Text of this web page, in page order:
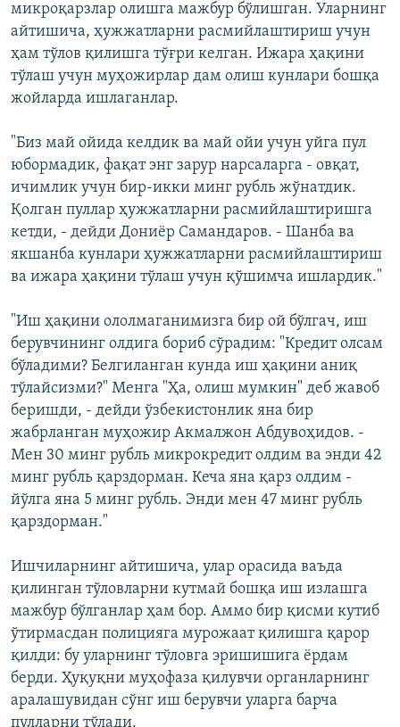
микроқарзлар олишга мажбур бўлишган. Уларнинг
айтишича, ҳужжатларни расмийлаштириш учун
ҳам тўлов қилишга тўғри келган. Ижара ҳақини
тўлаш учун муҳожирлар дам олиш кунлари бошқа
жойларда ишлаганлар.
"Биз май ойида келдик ва май ойи учун уйга пул
юбормадик, фақат энг зарур нарсаларга - овқат,
ичимлик учун бир-икки минг рубль жўнатдик.
Қолган пуллар ҳужжатларни расмийлаштиришга
кетди, - дейди Дониёр Самандаров. - Шанба ва
якшанба кунлари ҳужжатларни расмийлаштириш
ва ижара ҳақини тўлаш учун қўшимча ишлардик."
"Иш ҳақини ололмаганимизга бир ой бўлгач, иш
берувчининг олдига бориб сўрадим: "Кредит олсам
бўладими? Белгиланган кунда иш ҳақини аниқ
тўлайсизми?" Менга "Ҳа, олиш мумкин" деб жавоб
беришди, - дейди ўзбекистонлик яна бир
жабрланган муҳожир Акмалжон Абдувоҳидов. -
Мен 30 минг рубль микрокредит олдим ва энди 42
минг рубль қарздорман. Кеча яна қарз олдим -
йўлга яна 5 минг рубль. Энди мен 47 минг рубль
қарздорман."
Ишчиларнинг айтишича, улар орасида ваъда
қилинган тўловларни кутмай бошқа иш излашга
мажбур бўлганлар ҳам бор. Аммо бир қисми кутиб
ўтирмасдан полицияга мурожаат қилишга қарор
қилди: бу уларнинг тўловга эришишига ёрдам
берди. Ҳуқуқни муҳофаза қилувчи органларнинг
аралашувидан сўнг иш берувчи уларга барча
пулларни тўлади.